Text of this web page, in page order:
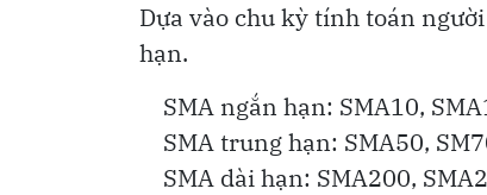
Dựa vào chu kỳ tính toán
hạn.
SMA ngắn hạn: SMA10,
SMA trung hạn: SMA50,
SMA dài hạn: SMA200,